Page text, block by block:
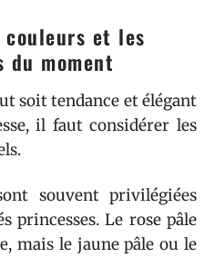
et les
du moment
soit tendance et élégant
il faut considérer les
souvent privilégiées
princesses. Le rose pâle
mais le jaune pâle ou le